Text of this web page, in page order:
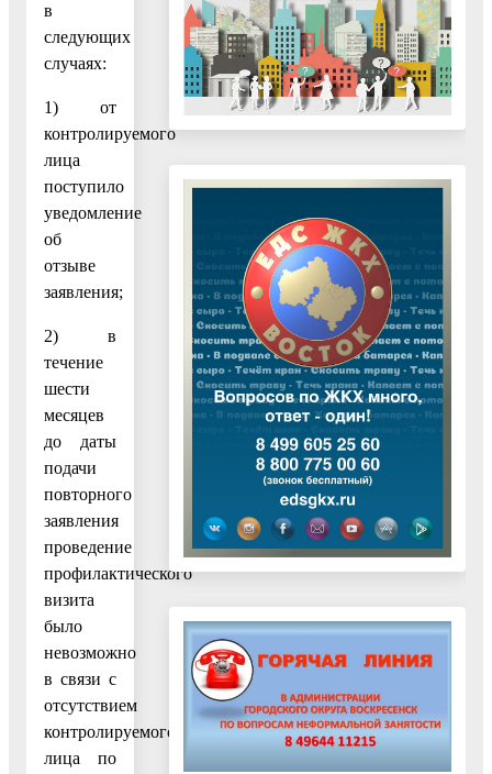
в
следующих
случаях:
1) от
контролируемого
лица
поступило
уведомление
об
отзыве
заявления;
2) в
течение
шести
месяцев
до даты
подачи
повторного
заявления
проведение
профилактического
визита
было
невозможно
в связи с
отсутствием
контролируемого
лица по